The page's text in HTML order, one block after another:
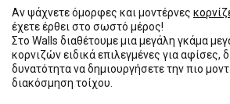
Αν ψάχνετε όμορφες και μοντέρνες
έχετε έρθει στο σωστό μέρος!
Στο Walls διαθέτουμε μια μεγάλη γκάμα
κορνιζών ειδικά επιλεγμένες για αφίσες,
δυνατότητα να δημιουργήσετε την πιο
διακόσμηση τοίχου.